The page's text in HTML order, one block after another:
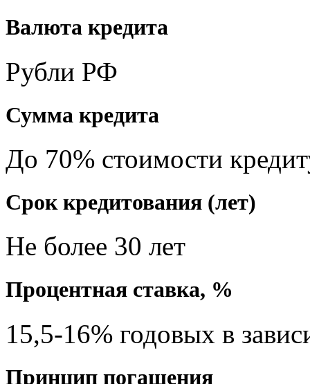
Валюта кредита
Рубли РФ
Сумма кредита
До 70% стоимости
Срок кредитования (лет)
Не более 30 лет
Процентная ставка, %
15,5-16% годовых в
Принцип погашения